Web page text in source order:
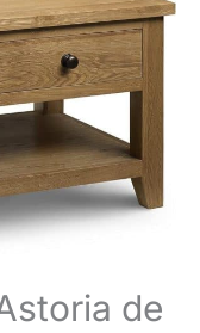
de